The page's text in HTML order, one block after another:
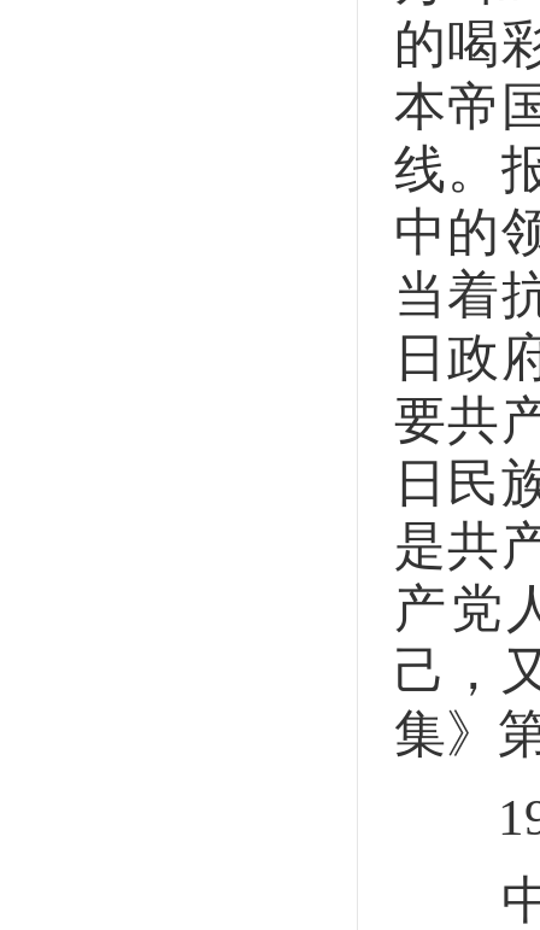
的喝
本帝
线。
中的
当着
日政
要共
日民
是共
产党
己，
集》
中